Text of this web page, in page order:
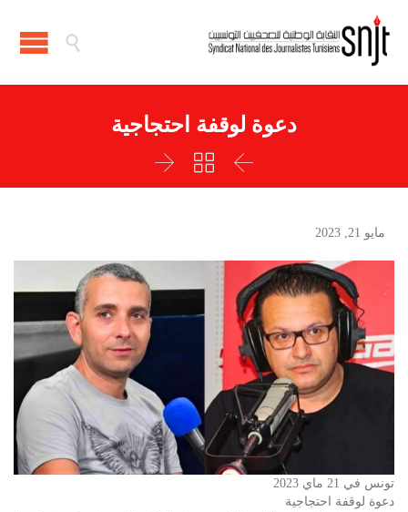

دعوة لوقفة احتجاجية



مايو 21, 2023
تونس في 21 ماي 2023
دعوة لوقفة احتجاجية